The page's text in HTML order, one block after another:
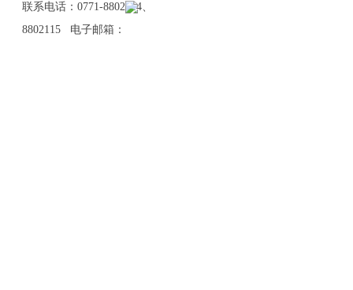
联系电话：0771-8802114、
8802115 电子邮箱：